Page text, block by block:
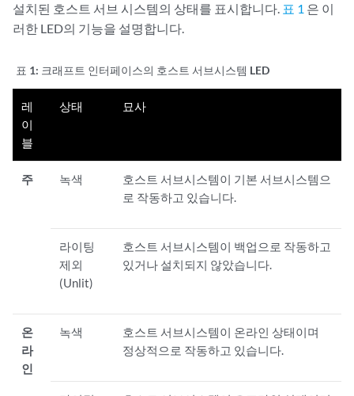
설치된 호스트 서브 시스템의 상태를 표시합니다. 표 1 은 이
러한 LED의 기능을 설명합니다.
표 1: 크래프트 인터페이스의 호스트 서브시스템 LED
레
이
블
상태 묘사
주 녹색
호스트 서브시스템이 기본 서브시스템으
로 작동하고 있습니다.
라이팅
제외
(Unlit)
호스트 서브시스템이 백업으로 작동하고
있거나 설치되지 않았습니다.
온
라
인
녹색
호스트 서브시스템이 온라인 상태이며
정상적으로 작동하고 있습니다.